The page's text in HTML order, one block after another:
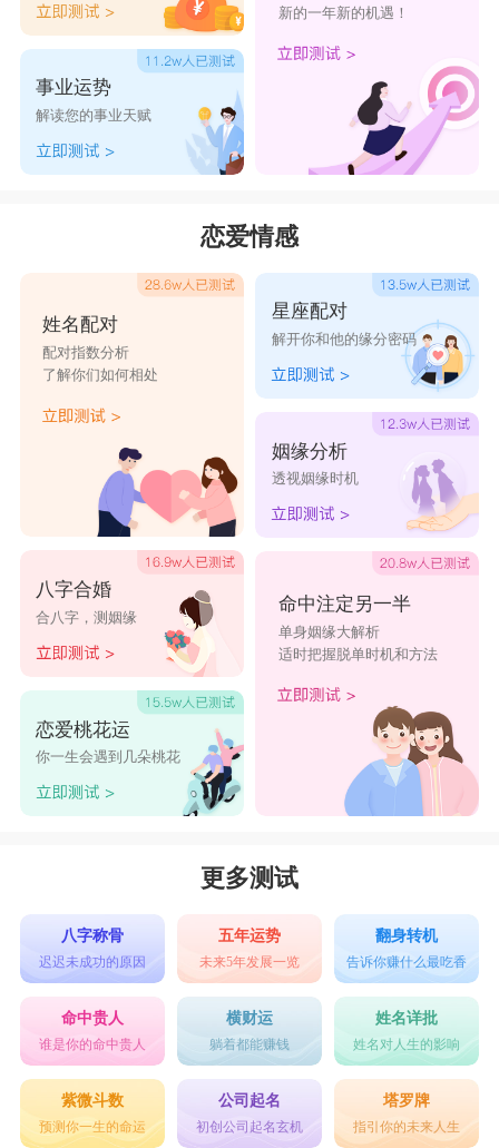
彦宁
彦章 彦中 彦臣
彦彦
彦科 彦伟 彦闰
彦圻
彦富
彦志
彦希 彦军
彦帅
彦池
彦任 彦新 彦明
彦礼
事业运势
解读您的事业天赋
新的一年新的机遇！
恋爱情感
姓名配对
配对指数分析
了解你们如何相处
八字合婚
合八字，测姻缘
恋爱桃花运
你一生会遇到几朵桃花
星座配对
解开你和他的缘分密码
姻缘分析
透视姻缘时机
命中注定另一半
单身姻缘大解析
适时把握脱单时机和方法
更多测试
八字称骨
迟迟未成功的原因
五年运势
未来5年发展一览
翻身转机
告诉你赚什么最吃香
命中贵人
谁是你的命中贵人
横财运
躺着都能赚钱
姓名详批
姓名对人生的影响
紫微斗数
预测你一生的命运
公司起名
初创公司起名玄机
塔罗牌
指引你的未来人生